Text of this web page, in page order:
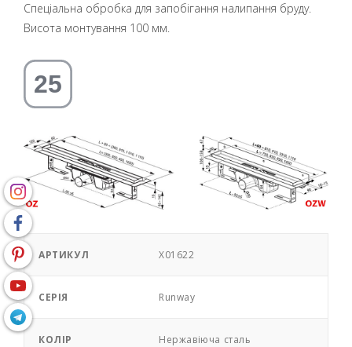
Спеціальна обробка для запобігання налипання бруду.
Висота монтування 100 мм.
АРТИКУЛ X01622
СЕРІЯ Runway
КОЛІР Нержавіюча сталь